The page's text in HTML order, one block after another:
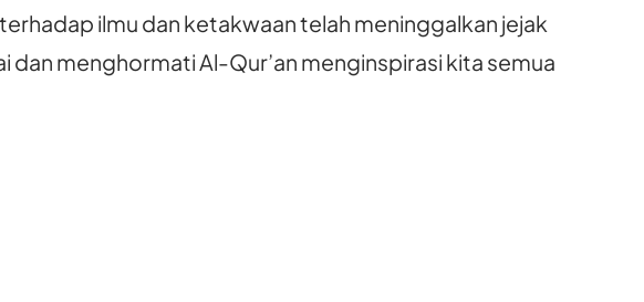
ilmu dan ketakwaan telah meninggalkan jejak
menghormati Al-Qur’an menginspirasi kita semua